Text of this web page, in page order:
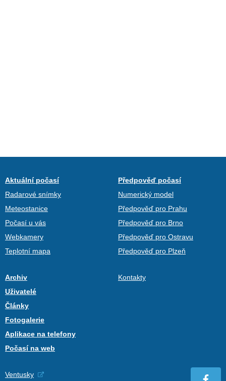
Aktuální počasí
Radarové snímky
Meteostanice
Počasí u vás
Webkamery
Teplotní mapa
Předpověď počasí
Numerický model
Předpověď pro Prahu
Předpověď pro Brno
Předpověď pro Ostravu
Předpověď pro Plzeň
Archiv
Uživatelé
Články
Fotogalerie
Aplikace na telefony
Počasí na web
Kontakty
Ventusky